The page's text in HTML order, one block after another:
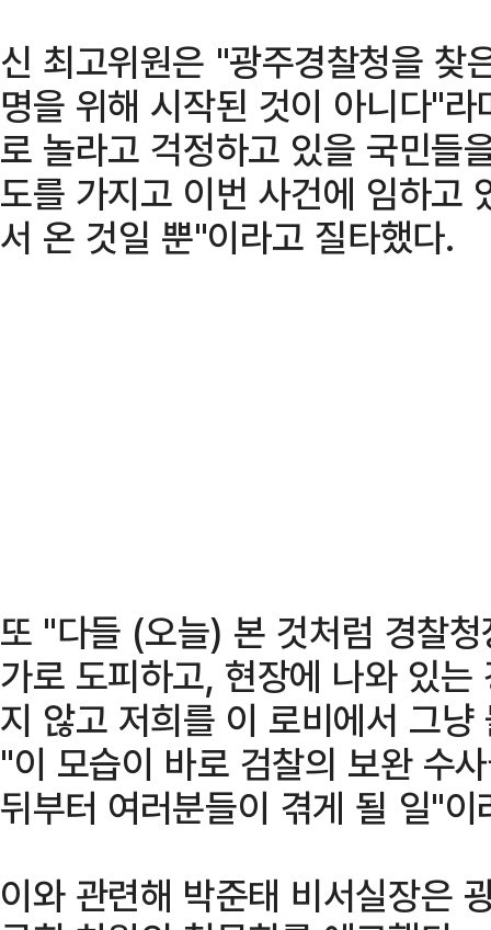
신 최고위원은 "광주경찰청을 찾
명을 위해 시작된 것이 아니다"
로 놀라고 걱정하고 있을 국민들
도를 가지고 이번 사건에 임하고
서 온 것일 뿐"이라고 질타했다.
또 "다들 (오늘) 본 것처럼 경찰
가로 도피하고, 현장에 나와 있
지 않고 저희를 이 로비에서 그
"이 모습이 바로 검찰의 보완 수
뒤부터 여러분들이 겪게 될 일"이
이와 관련해 박준태 비서실장은